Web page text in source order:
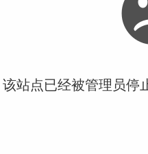
站点已经被管理员停